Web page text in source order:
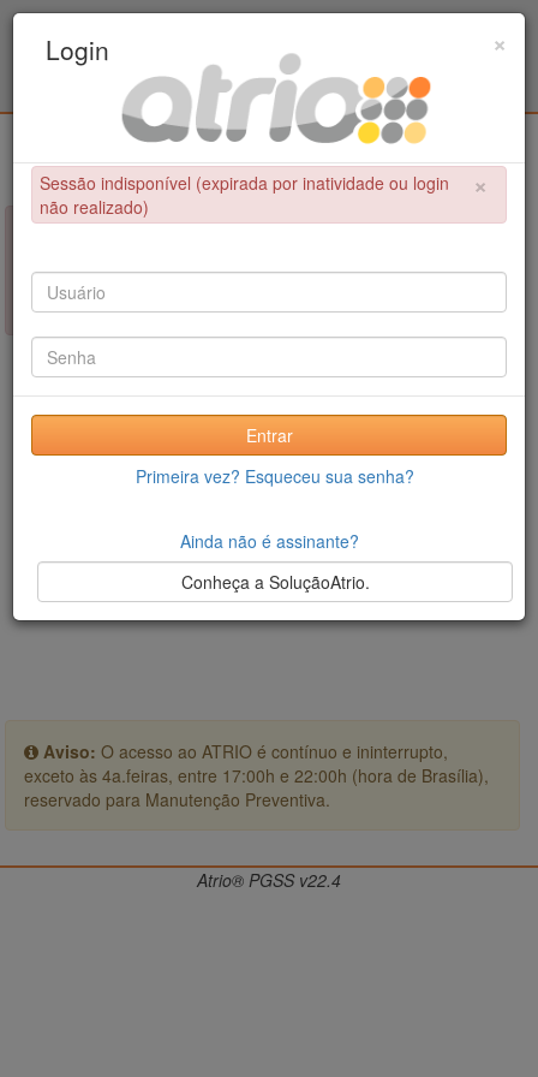
Educação Física / UPE - UFPB
×
NÃO FOI POSSÍVEL CONCLUIR A OPERAÇÃO
Sessão indisponível (expirada por inatividade ou login não
realizado)
Aviso: O acesso ao ATRIO é contínuo e ininterrupto,
exceto às 4a.feiras, entre 17:00h e 22:00h (hora de Brasília),
reservado para Manutenção Preventiva.
×
Login
×
Sessão indisponível (expirada por inatividade ou login
não realizado)
Entrar
Primeira vez? Esqueceu sua senha?
Ainda não é assinante?
Conheça a SoluçãoAtrio.
Atrio® PGSS v22.4